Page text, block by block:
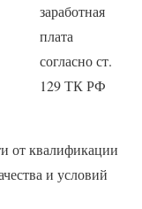
заработная
плата
согласно ст.
129 ТК РФ
от квалификации
и условий